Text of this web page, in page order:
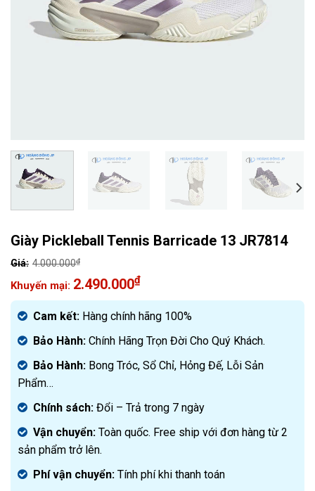
Giày Pickleball Tennis Barricade 13 JR7814
4.000.000₫
Giá
gốc
là:
4.000.000₫.
2.490.000₫
Giá
hiện
tại
là:
2.490.000₫.
Cam kết: Hàng chính hãng 100%
Bảo Hành: Chính Hãng Trọn Đời Cho Quý Khách.
Bảo Hành: Bong Tróc, Sổ Chỉ, Hỏng Đế, Lỗi Sản
Phẩm…
Chính sách: Đổi – Trả trong 7 ngày
Vận chuyển: Toàn quốc. Free ship với đơn hàng từ 2
sản phẩm trở lên.
Phí vận chuyển: Tính phí khi thanh toán